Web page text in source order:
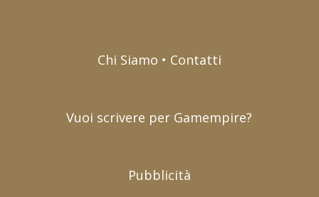
Chi Siamo • Contatti
Vuoi scrivere per Gamempire?
Pubblicità